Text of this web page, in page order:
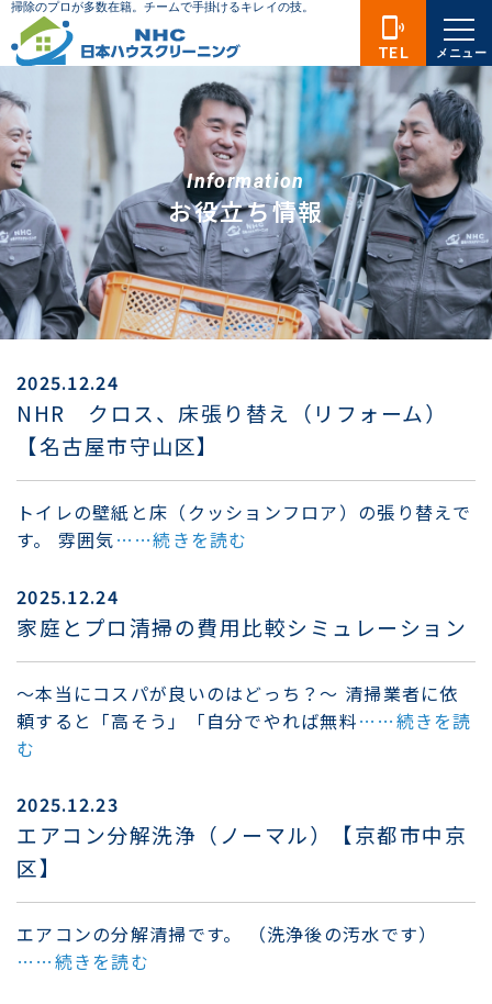
Information
お役立ち情報
2025.12.24
NHR クロス、床張り替え（リフォーム）
【名古屋市守山区】
トイレの壁紙と床（クッションフロア）の張り替えで
す。 雰囲気……続きを読む
2025.12.24
家庭とプロ清掃の費用比較シミュレーション
～本当にコスパが良いのはどっち？～ 清掃業者に依
頼すると「高そう」「自分でやれば無料……続きを読
む
2025.12.23
エアコン分解洗浄（ノーマル）【京都市中京
区】
エアコンの分解清掃です。 （洗浄後の汚水です）
……続きを読む
phonelink_ring
TEL メニュー